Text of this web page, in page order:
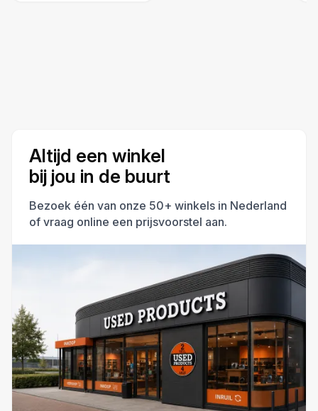
Altijd een winkel
bij jou in de buurt
Bezoek één van onze 50+ winkels in Nederland
of vraag online een prijsvoorstel aan.